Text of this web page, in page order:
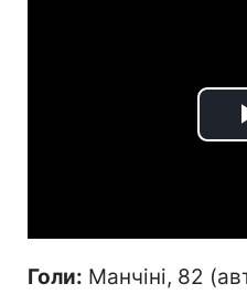
Голи: Манчіні, 82